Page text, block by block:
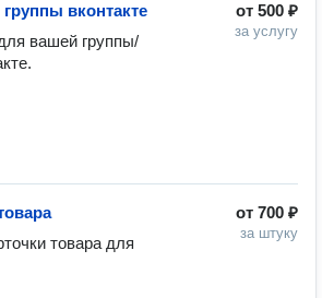
от 500 ₽
за услугу
вконтакте
вашей группы/
от 700 ₽
за штуку
товара для